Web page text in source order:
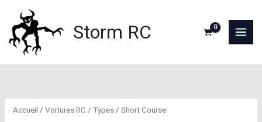
contenu
Storm RC
Accueil /Voitures RC /Types / Short Course